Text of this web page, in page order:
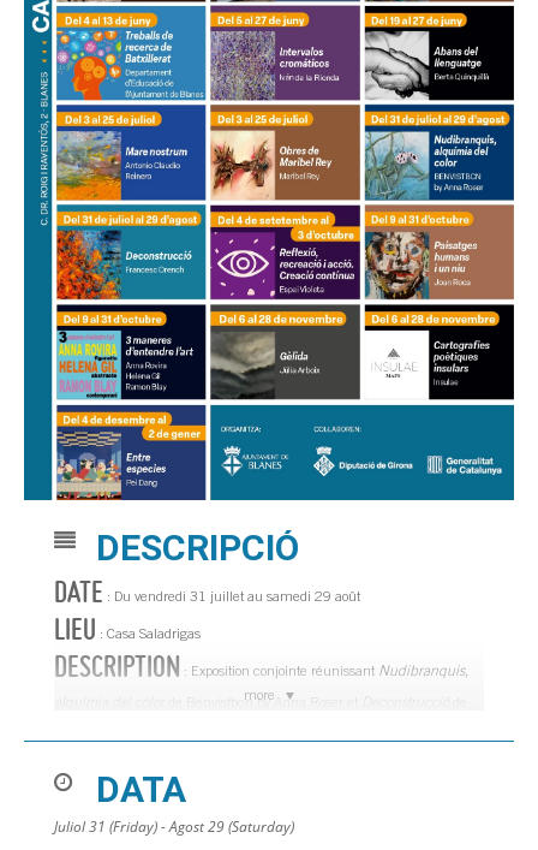
more
DESCRIPCIÓ
DATE : Du vendredi 31 juillet au samedi 29 août
LIEU : Casa Saladrigas
DESCRIPTION : Exposition conjointe réunissant Nudibranquis,
de Benvistbcn by Anna Roser et
DATA
Juliol 31 (Friday) - Agost 29 (Saturday)